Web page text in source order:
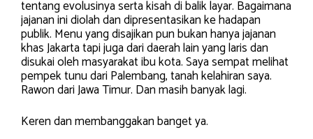
tentang evolusinya serta kisah di balik layar. Bagaimana
jajanan ini diolah dan dipresentasikan ke hadapan
publik. Menu yang disajikan pun bukan hanya jajanan
khas Jakarta tapi juga dari daerah lain yang laris dan
disukai oleh masyarakat ibu kota. Saya sempat melihat
pempek tunu dari Palembang, tanah kelahiran saya.
Rawon dari Jawa Timur. Dan masih banyak lagi.
Keren dan membanggakan banget ya.